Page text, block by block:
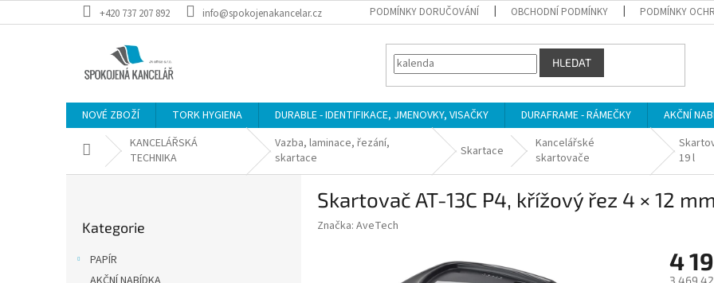
na
+420 737 207 892 info@spokojenakancelar.cz PODMÍNKY DORUČOVÁNÍ OBCHODNÍ PODMÍNKY PODMÍNKY
HLEDAT
NOVÉ ZBOŽÍ TORK HYGIENA DURABLE - IDENTIFIKACE, JMENOVKY, VISAČKY DURAFRAME - RÁMEČKY AKČNÍ
Domů KANCELÁŘSKÁ
TECHNIKA
Vazba, laminace, řezání,
skartace
Skartace
Kancelářské
skartovače
19 l
kategorie
Kategorie
PAPÍR
Skartovač AT-13C P4, křížový řez 4 × 12
Značka: AveTech
4